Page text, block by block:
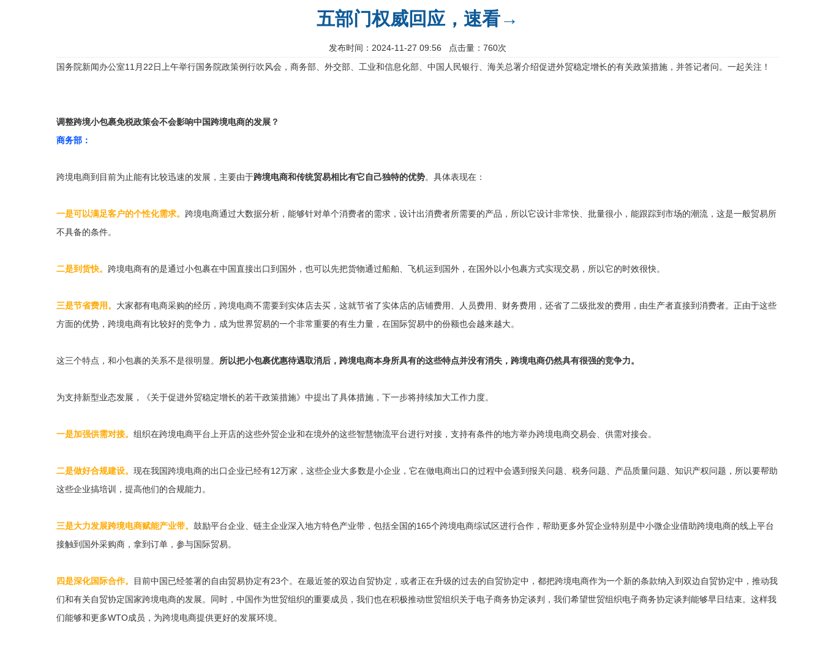
五部门权威回应，速看→
发布时间：2024-11-27 09:56 点击量：760次
国务院新闻办公室11月22日上午举行国务院政策例行吹风会，商务部、外交部、工业和信息化部、中国人民银行、海关总署介绍促进外贸稳定增长的有关政策措施，并答记者问。一起关注！
调整跨境小包裹免税政策会不会影响中国跨境电商的发展？
商务部：
跨境电商到目前为止能有比较迅速的发展，主要由于跨境电商和传统贸易相比有它自己独特的优势。具体表现在：
一是可以满足客户的个性化需求。 跨境电商通过大数据分析，能够针对单个消费者的需求，设计出消费者所需要的产品，所以它设计非常快、批量很小，能跟踪到市场的潮流，这是一般贸易所
不具备的条件。
二是到货快。 跨境电商有的是通过小包裹在中国直接出口到国外，也可以先把货物通过船舶、飞机运到国外，在国外以小包裹方式实现交易，所以它的时效很快。
三是节省费用。 大家都有电商采购的经历，跨境电商不需要到实体店去买，这就节省了实体店的店铺费用、人员费用、财务费用，还省了二级批发的费用，由生产者直接到消费者。正由于这些
方面的优势，跨境电商有比较好的竞争力，成为世界贸易的一个非常重要的有生力量，在国际贸易中的份额也会越来越大。
这三个特点，和小包裹的关系不是很明显。 所以把小包裹优惠待遇取消后，跨境电商本身所具有的这些特点并没有消失，跨境电商仍然具有很强的竞争力。
为支持新型业态发展，《关于促进外贸稳定增长的若干政策措施》中提出了具体措施，下一步将持续加大工作力度。
一是加强供需对接。 组织在跨境电商平台上开店的这些外贸企业和在境外的这些智慧物流平台进行对接，支持有条件的地方举办跨境电商交易会、供需对接会。
二是做好合规建设。 现在我国跨境电商的出口企业已经有12万家，这些企业大多数是小企业，它在做电商出口的过程中会遇到报关问题、税务问题、产品质量问题、知识产权问题，所以要帮助
这些企业搞培训，提高他们的合规能力。
三是大力发展跨境电商赋能产业带。 鼓励平台企业、链主企业深入地方特色产业带，包括全国的165个跨境电商综试区进行合作，帮助更多外贸企业特别是中小微企业借助跨境电商的线上平台
接触到国外采购商，拿到订单，参与国际贸易。
四是深化国际合作。
目前中国已经签署的自由贸易协定有23个。在最近签的双边自贸协定，或者正在升级的过去的自贸协定中，都把跨境电商作为一个新的条款纳入到双边自贸协定中，推动我
们和有关自贸协定国家跨境电商的发展。同时，中国作为世贸组织的重要成员，我们也在积极推动世贸组织关于电子商务协定谈判，我们希望世贸组织电子商务协定谈判能够早日结束。这样我
们能够和更多WTO成员，为跨境电商提供更好的发展环境。